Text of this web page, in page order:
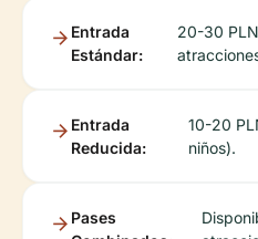
Entrada
Estándar:
20-30
Entrada
Reducida:
10-20
niños).
Pases